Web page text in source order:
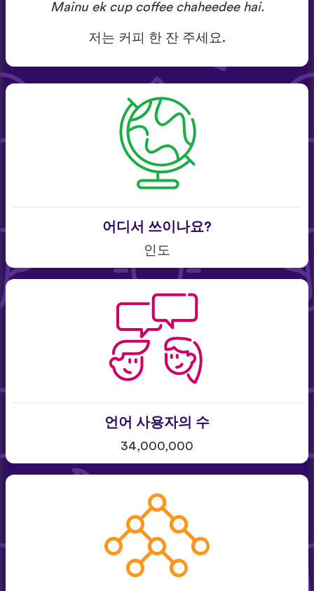
Mainu ek cup coffee chaheedee hai.
저는 커피 한 잔 주세요.
어디서 쓰이나요?
인도
언어 사용자의 수
34,000,000